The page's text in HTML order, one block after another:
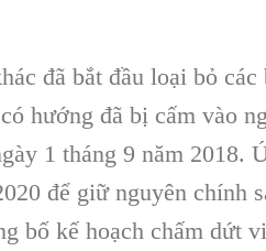
đã bắt đầu loại bỏ
hướng đã bị cấm vào
1 tháng 9 năm 2018.
để giữ nguyên
bố kế hoạch chấm dứt